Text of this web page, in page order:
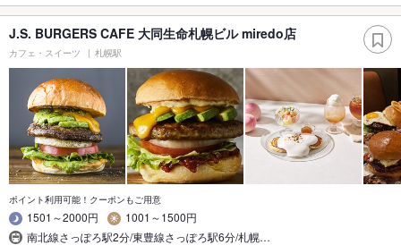
J.S. BURGERS CAFE 大同生命札幌ビル miredo店
カフェ・スイーツ 札幌駅
ポイント利用可能！クーポンもご用意
1501～2000円
1001～1500円
南北線さっぽろ駅2分/東豊線さっぽろ駅6分/札幌…